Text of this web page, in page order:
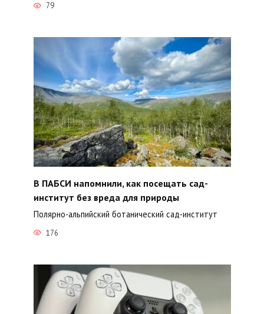
79
В ПАБСИ напомнили, как посещать сад-
институт без вреда для природы
Полярно-альпийский ботанический сад-институт
176